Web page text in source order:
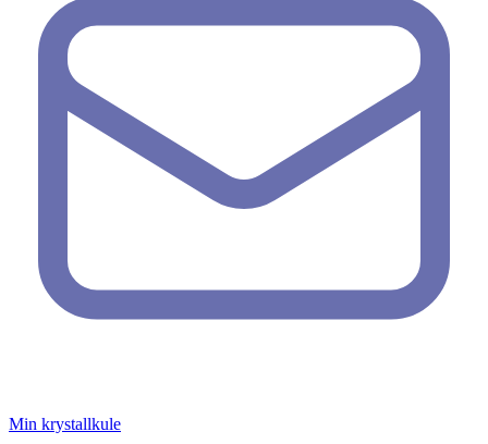
Min krystallkule